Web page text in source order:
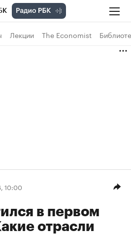
Лекции The Economist
10:00
в первом
отрасли